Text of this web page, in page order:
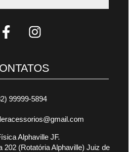
99999-5894
Alphaville JF.
202 (Rotatória Alphaville) Juiz de